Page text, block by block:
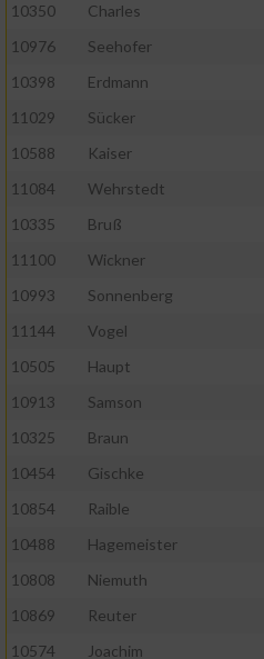
10350
Charles
10976
Seehofer
10398
Erdmann
11029
Sücker
10588
Kaiser
11084
Wehrstedt
10335
Bruß
11100
Wickner
10993
Sonnenberg
11144
Vogel
10505
Haupt
10913
Samson
10325
Braun
10454
Gischke
10854
Raible
10488
Hagemeister
10808
Niemuth
10869
Reuter
10574
Joachim